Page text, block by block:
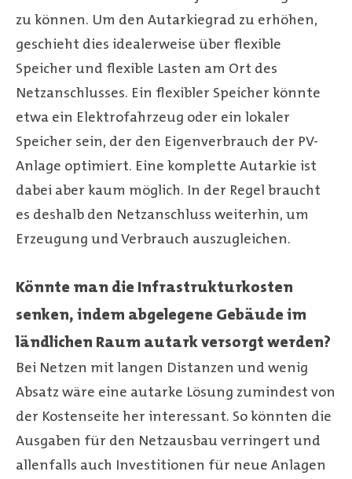
zu können. Um den Autarkiegrad zu erhöhen,
geschieht dies idealerweise über flexible
Speicher und flexible Lasten am Ort des
Netzanschlusses. Ein flexibler Speicher könnte
etwa ein Elektrofahrzeug oder ein lokaler
Speicher sein, der den Eigenverbrauch der PV-
Anlage optimiert. Eine komplette Autarkie ist
dabei aber kaum möglich. In der Regel braucht
es deshalb den Netzanschluss weiterhin, um
Erzeugung und Verbrauch auszugleichen.
Könnte man die Infrastrukturkosten
senken, indem abgelegene Gebäude im
ländlichen Raum autark versorgt werden?
Bei Netzen mit langen Distanzen und wenig
Absatz wäre eine autarke Lösung zumindest von
der Kostenseite her interessant. So könnten die
Ausgaben für den Netzausbau verringert und
allenfalls auch Investitionen für neue Anlagen